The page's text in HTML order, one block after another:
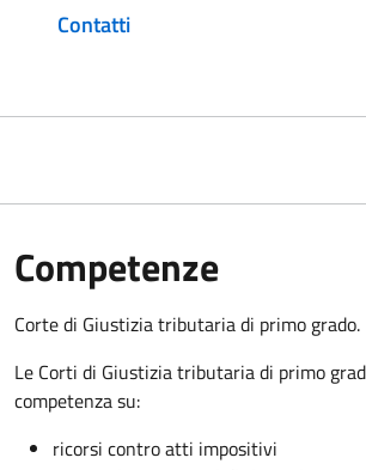
Contatti
Competenze
Corte di Giustizia tributaria di primo grado.
Le Corti di Giustizia tributaria di primo
competenza su:
ricorsi contro atti impositivi